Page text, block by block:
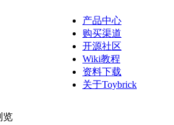
产品中心
购买渠道
开源社区
Wiki教程
资料下载
关于Toybrick
览